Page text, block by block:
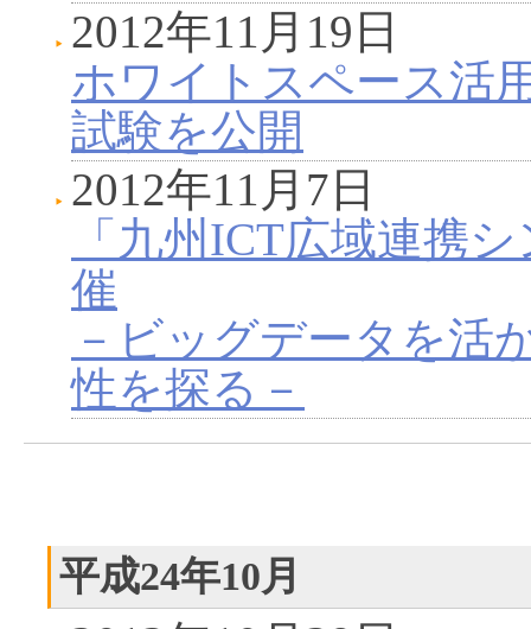
2012年11月19日
ホワイトスペース活
試験を公開
2012年11月7日
「九州ICT広域連携
催
－ビッグデータを活
性を探る－
平成24年10月